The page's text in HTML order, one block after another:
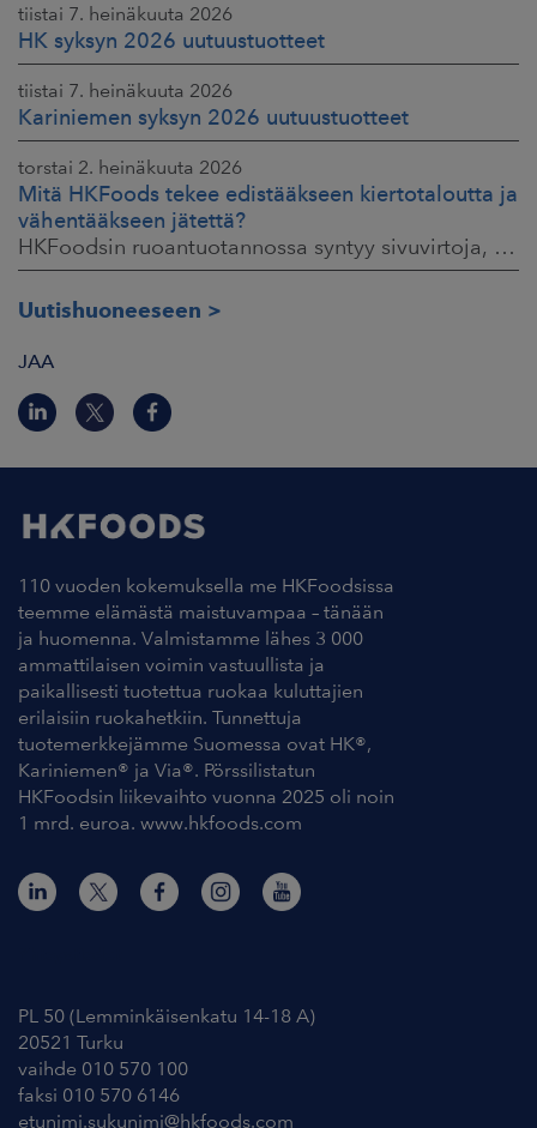
tiistai 7. heinäkuuta 2026
HK syksyn 2026 uutuustuotteet
tiistai 7. heinäkuuta 2026
Kariniemen syksyn 2026 uutuustuotteet
torstai 2. heinäkuuta 2026
Mitä HKFoods tekee edistääkseen kiertotaloutta ja
vähentääkseen jätettä?
HKFoodsin ruoantuotannossa syntyy sivuvirtoja, jotka sisältävät arvokkaita ainesosia. Niistä osa ohjataan jo muille teollisuuden aloille hyötykäyttöön
Uutishuoneeseen
JAA
110 vuoden kokemuksella me HKFoodsissa
teemme elämästä maistuvampaa – tänään
ja huomenna. Valmistamme lähes 3 000
ammattilaisen voimin vastuullista ja
paikallisesti tuotettua ruokaa kuluttajien
erilaisiin ruokahetkiin. Tunnettuja
tuotemerkkejämme Suomessa ovat HK®,
Kariniemen® ja Via®. Pörssilistatun
HKFoodsin liikevaihto vuonna 2025 oli noin
1 mrd. euroa. www.hkfoods.com
PL 50 (Lemminkäisenkatu 14-18 A)
20521 Turku
vaihde 010 570 100
faksi 010 570 6146
etunimi.sukunimi@hkfoods.com